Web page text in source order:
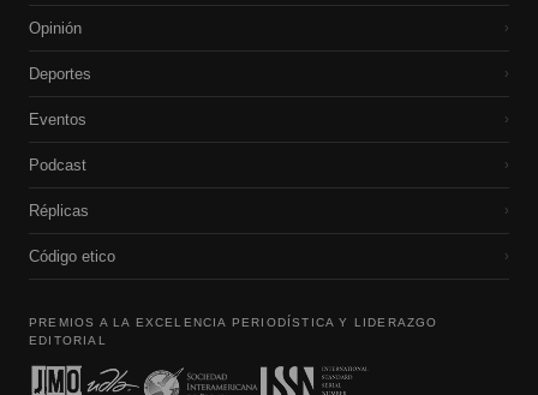
Opinión ›
Deportes ›
Eventos ›
Podcast ›
Réplicas ›
Código etico ›
PREMIOS A LA EXCELENCIA PERIODÍSTICA Y LIDERAZGO
EDITORIAL